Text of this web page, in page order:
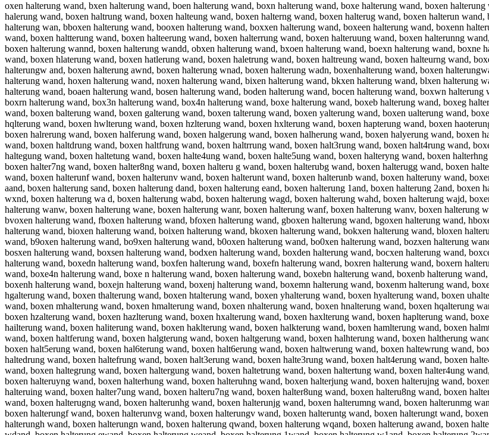
oxen halterung wand, bxen halterung wand, boen halterung wand, boxn halterung wand, boxe halterung wand, boxen
halerung wand, boxen haltrung wand, boxen halteung wand, boxen halterng wand, boxen halterug wand, boxen halterun
halterung wan, bboxen halterung wand, booxen halterung wand, boxxen halterung wand, boxeen halterung wand, boxenn
wand, boxen haltterung wand, boxen halteerung wand, boxen halterrung wand, boxen halteruung wand, boxen halterunng
boxen halterung wannd, boxen halterung wandd, obxen halterung wand, bxoen halterung wand, boexn halterung wand,
wand, boxen hlaterung wand, boxen hatlerung wand, boxen haletrung wand, boxen haltreung wand, boxen halteurng wand,
halterungw and, boxen halterung awnd, boxen halterung wnad, boxen halterung wadn, boxenhalterung wand, boxen
halterung wand, hoxen halterung wand, noxen halterung wand, bixen halterung wand, bkxen halterung wand, blxen halterung
halterung wand, boaen halterung wand, bosen halterung wand, boden halterung wand, bocen halterung wand, boxwn
boxrn halterung wand, box3n halterung wand, box4n halterung wand, boxe halterung wand, boxeb halterung wand, boxeg
wand, boxen balterung wand, boxen galterung wand, boxen talterung wand, boxen yalterung wand, boxen ualterung wand,
hqlterung wand, boxen hwlterung wand, boxen hzlterung wand, boxen hxlterung wand, boxen hapterung wand, boxen
boxen halrerung wand, boxen halferung wand, boxen halgerung wand, boxen halherung wand, boxen halyerung wand, boxen
wand, boxen haltdrung wand, boxen haltfrung wand, boxen haltrrung wand, boxen halt3rung wand, boxen halt4rung wand,
haltegung wand, boxen haltetung wand, boxen halte4ung wand, boxen halte5ung wand, boxen halteryng wand, boxen
boxen halter7ng wand, boxen halter8ng wand, boxen halteru g wand, boxen halterubg wand, boxen halterugg wand, boxen
wand, boxen halterunf wand, boxen halterunv wand, boxen halterunt wand, boxen halterunb wand, boxen halteruny wand,
aand, boxen halterung sand, boxen halterung dand, boxen halterung eand, boxen halterung 1and, boxen halterung 2and,
wxnd, boxen halterung wa d, boxen halterung wabd, boxen halterung wagd, boxen halterung wahd, boxen halterung wajd,
halterung wanw, boxen halterung wane, boxen halterung wanr, boxen halterung wanf, boxen halterung wanv, boxen halterung
bvoxen halterung wand, fboxen halterung wand, bfoxen halterung wand, gboxen halterung wand, bgoxen halterung wand,
halterung wand, bioxen halterung wand, boixen halterung wand, bkoxen halterung wand, bokxen halterung wand, bloxen
wand, b9oxen halterung wand, bo9xen halterung wand, b0oxen halterung wand, bo0xen halterung wand, bozxen halterung
bosxen halterung wand, boxsen halterung wand, bodxen halterung wand, boxden halterung wand, bocxen halterung wand,
halterung wand, boxedn halterung wand, boxfen halterung wand, boxefn halterung wand, boxren halterung wand, boxern
wand, boxe4n halterung wand, boxe n halterung wand, boxen halterung wand, boxebn halterung wand, boxenb halterung
boxenh halterung wand, boxejn halterung wand, boxenj halterung wand, boxemn halterung wand, boxenm halterung wand,
hgalterung wand, boxen thalterung wand, boxen htalterung wand, boxen yhalterung wand, boxen hyalterung wand, boxen
wand, boxen mhalterung wand, boxen hmalterung wand, boxen nhalterung wand, boxen hnalterung wand, boxen hqalterung
boxen hzalterung wand, boxen hazlterung wand, boxen hxalterung wand, boxen haxlterung wand, boxen haplterung wand,
hailterung wand, boxen haliterung wand, boxen haklterung wand, boxen halkterung wand, boxen hamlterung wand, boxen
wand, boxen haltferung wand, boxen halgterung wand, boxen haltgerung wand, boxen halhterung wand, boxen haltherung
boxen halt5erung wand, boxen hal6terung wand, boxen halt6erung wand, boxen haltwerung wand, boxen haltewrung wand,
haltedrung wand, boxen haltefrung wand, boxen halt3erung wand, boxen halte3rung wand, boxen halt4erung wand, boxen
wand, boxen haltegrung wand, boxen haltergung wand, boxen haltetrung wand, boxen haltertung wand, boxen halter4ung
boxen halteruyng wand, boxen halterhung wand, boxen halteruhng wand, boxen halterjung wand, boxen halterujng wand,
halteruing wand, boxen halter7ung wand, boxen halteru7ng wand, boxen halter8ung wand, boxen halteru8ng wand, boxen
wand, boxen halterugng wand, boxen halterunhg wand, boxen halterunjg wand, boxen halterumng wand, boxen halterunmg
boxen halterungf wand, boxen halterunvg wand, boxen halterungv wand, boxen halteruntg wand, boxen halterungt wand,
halterungh wand, boxen halterungn wand, boxen halterung qwand, boxen halterung wqand, boxen halterung awand, boxen